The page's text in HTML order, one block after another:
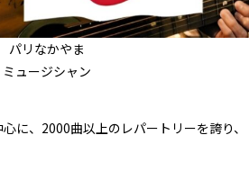
パリなかやま
ミュージシャン
に、2000曲以上のレパートリーを誇り、